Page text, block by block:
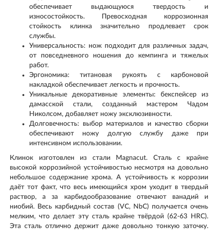
обеспечивает выдающуюся твердость и
износостойкость. Превосходная коррозионная
стойкость клинка значительно продлевает срок
службы.
Универсальность: нож подходит для различных задач,
от повседневного ношения до кемпинга и тяжелых
работ.
Эргономика: титановая рукоять с карбоновой
накладкой обеспечивает легкость и прочность.
Уникальные декоративные элементы: бекспейсер из
дамасской стали, созданный мастером Чадом
Николсом, добавляет ножу эксклюзивности.
Долговечность: выбор материалов и качество сборки
обеспечивают ножу долгую службу даже при
интенсивном использовании.
Клинок изготовлен из стали Magnacut. Сталь с крайне
высокой коррозийной устойчивостью несмотря на довольно
небольшое содержание хрома. А устойчивость к коррозии
даёт тот факт, что весь имеющийся хром уходит в твердый
раствор, а за карбидообразование отвечают ванадий и
ниобий. Весь карбидный состав (VC, NbC) получается очень
мелким, что делает эту сталь крайне твёрдой (62-63 HRC).
Эта сталь отлично держит даже довольно тонкую заточку.